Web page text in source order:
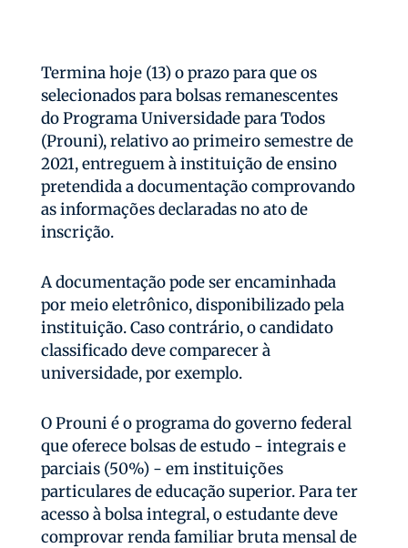
Termina hoje (13) o prazo para que os
selecionados para bolsas remanescentes
do Programa Universidade para Todos
(Prouni), relativo ao primeiro semestre de
2021, entreguem à instituição de ensino
pretendida a documentação comprovando
as informações declaradas no ato de
inscrição.
A documentação pode ser encaminhada
por meio eletrônico, disponibilizado pela
instituição. Caso contrário, o candidato
classificado deve comparecer à
universidade, por exemplo.
O Prouni é o programa do governo federal
que oferece bolsas de estudo - integrais e
parciais (50%) - em instituições
particulares de educação superior. Para ter
acesso à bolsa integral, o estudante deve
comprovar renda familiar bruta mensal de